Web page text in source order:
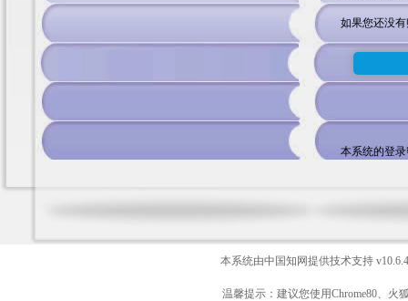
如果您还没
本系统的登
本系统由中国知网提供技术支持
温馨提示：建议您使用Chrome80、火